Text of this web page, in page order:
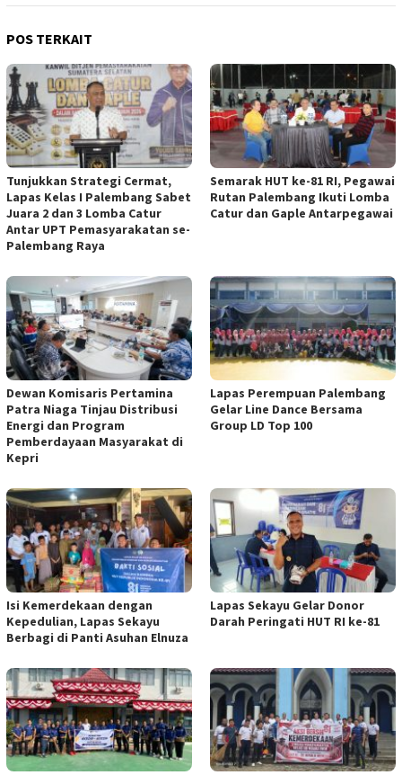
POS TERKAIT
Tunjukkan Strategi Cermat,
Lapas Kelas I Palembang Sabet
Juara 2 dan 3 Lomba Catur
Antar UPT Pemasyarakatan se-
Palembang Raya
Semarak HUT ke-81 RI, Pegawai
Rutan Palembang Ikuti Lomba
Catur dan Gaple Antarpegawai
Dewan Komisaris Pertamina
Patra Niaga Tinjau Distribusi
Energi dan Program
Pemberdayaan Masyarakat di
Kepri
Lapas Perempuan Palembang
Gelar Line Dance Bersama
Group LD Top 100
Isi Kemerdekaan dengan
Kepedulian, Lapas Sekayu
Berbagi di Panti Asuhan Elnuza
Lapas Sekayu Gelar Donor
Darah Peringati HUT RI ke-81